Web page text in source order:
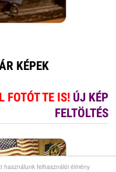
használunk felhasználói élmény
KÉPEK
FOTÓT TE IS! ÚJ KÉP
FELTÖLTÉS